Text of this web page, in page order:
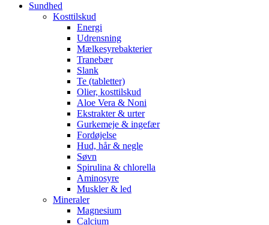
Sundhed
Kosttilskud
Energi
Udrensning
Mælkesyrebakterier
Tranebær
Slank
Te (tabletter)
Olier, kosttilskud
Aloe Vera & Noni
Ekstrakter & urter
Gurkemeje & ingefær
Fordøjelse
Hud, hår & negle
Søvn
Spirulina & chlorella
Aminosyre
Muskler & led
Mineraler
Magnesium
Calcium